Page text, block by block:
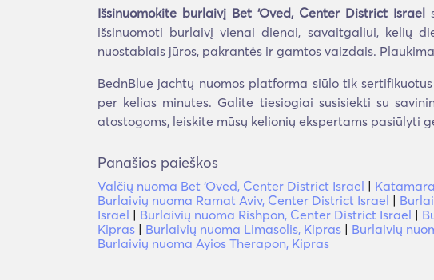
Išsinuomokite burlaivį Bet ‘Oved, Center District Israel
išsinuomoti burlaivį vienai dienai, savaitgaliui, kelių
nuostabiais jūros, pakrantės ir gamtos vaizdais.
BednBlue jachtų nuomos platforma siūlo tik
per kelias minutes. Galite tiesiogiai susisiekti su
atostogoms, leiskite mūsų kelionių ekspertams pasiūlyti
Panašios paieškos
Valčių nuoma Bet ‘Oved, Center District Israel |
Burlaivių nuoma Ramat Aviv, Center District Israel |
Israel | Burlaivių nuoma Rishpon, Center District Israel |
Kipras | Burlaivių nuoma Limasolis, Kipras | Burlaivių
Burlaivių nuoma Ayios Therapon, Kipras